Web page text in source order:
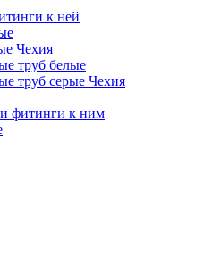
к ней
Чехия
труб белые
труб серые Чехия
фитинги к ним